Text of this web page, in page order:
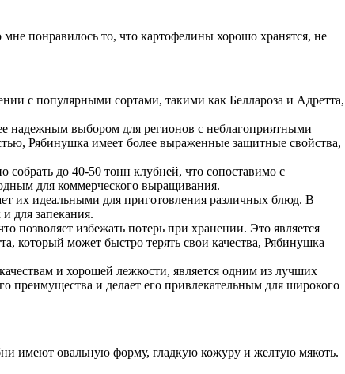
понравилось то, что картофелины хорошо хранятся, не
с популярными сортами, такими как Беллароза и Адретта,
надежным выбором для регионов с неблагоприятными
Рябинушка имеет более выраженные защитные свойства,
до 40-50 тонн клубней, что сопоставимо с
для коммерческого выращивания.
их идеальными для приготовления различных блюд. В
для запекания.
позволяет избежать потерь при хранении. Это является
который может быстро терять свои качества, Рябинушка
и хорошей лежкости, является одним из лучших
преимущества и делает его привлекательным для широкого
имеют овальную форму, гладкую кожуру и желтую мякоть.